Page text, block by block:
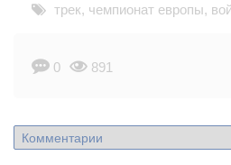
трек, чемпионат европы,
курбатов ,аугустинас
0 891